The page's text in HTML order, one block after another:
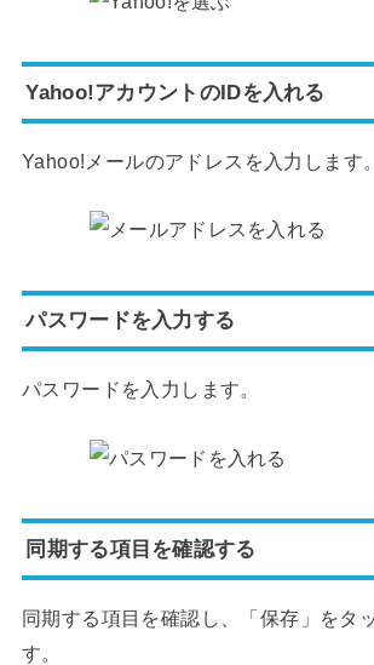
Yahoo!アカウントのIDを入れる
Yahoo!メールのアドレスを入力します。
パスワードを入力する
パスワードを入力します。
同期する項目を確認する
同期する項目を確認し、「保存」をタ
す。